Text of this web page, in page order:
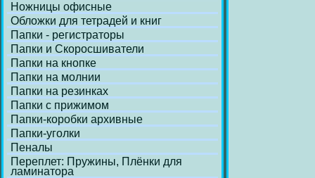
Ножницы офисные
Обложки для тетрадей и книг
Папки - регистраторы
Папки и Скоросшиватели
Папки на кнопке
Папки на молнии
Папки на резинках
Папки с прижимом
Папки-коробки архивные
Папки-уголки
Пеналы
Переплет: Пружины, Плёнки для
ламинатора